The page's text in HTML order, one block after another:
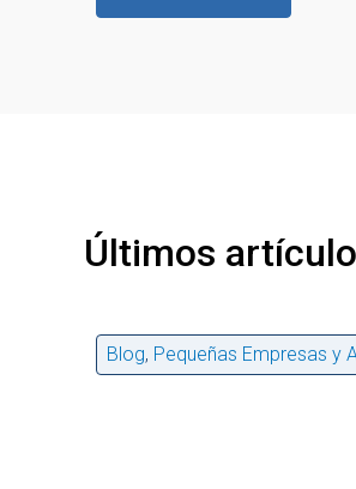
Últimos
Blog, Pequeñas Empresas y